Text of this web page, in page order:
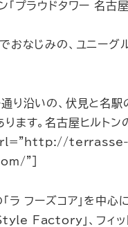
「プラウドタワー 名古
おなじみの、ユニーグ
り沿いの、伏見と名駅
ます。名古屋ヒルトン
terrasse-
”]
ラ フーズコア」を中心
Factory」、フィッ